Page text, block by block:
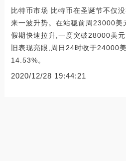
比特币市场 比特币在圣诞节不仅
来一波升势。在站稳前周23000美
假期快速拉升,一度突破28000美
旧表现亮眼,周日24时收于24000
14.53%。
2020/12/28 19:44:21